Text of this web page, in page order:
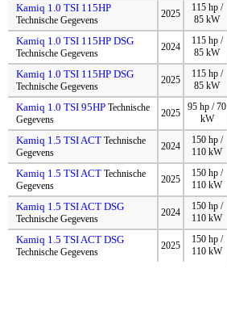
Kamiq 1.0 TSI 115HP
Technische Gegevens
2025
115 hp /
85 kW
Kamiq 1.0 TSI 115HP DSG
Technische Gegevens
2024
115 hp /
85 kW
Kamiq 1.0 TSI 115HP DSG
Technische Gegevens
2025
115 hp /
85 kW
Kamiq 1.0 TSI 95HP Technische
Gegevens
2025
95 hp / 70
kW
Kamiq 1.5 TSI ACT Technische
Gegevens
2024
150 hp /
110 kW
Kamiq 1.5 TSI ACT Technische
Gegevens
2025
150 hp /
110 kW
Kamiq 1.5 TSI ACT DSG
Technische Gegevens
2024
150 hp /
110 kW
Kamiq 1.5 TSI ACT DSG
Technische Gegevens
2025
150 hp /
110 kW